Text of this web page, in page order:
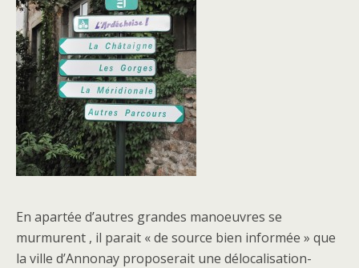
En apartée d’autres grandes manoeuvres se
murmurent , il parait « de source bien informée » que
la ville d’Annonay proposerait une délocalisation-